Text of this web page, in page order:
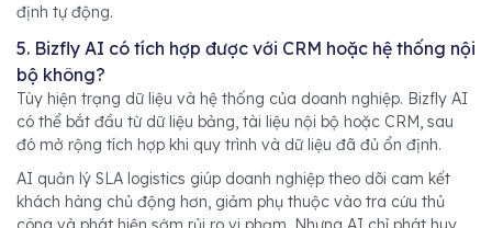
định tự động.
5. Bizfly AI có tích hợp được với CRM hoặc hệ thống nội
bộ không?
Tùy hiện trạng dữ liệu và hệ thống của doanh nghiệp. Bizfly AI
có thể bắt đầu từ dữ liệu bảng, tài liệu nội bộ hoặc CRM, sau
đó mở rộng tích hợp khi quy trình và dữ liệu đã đủ ổn định.
AI quản lý SLA logistics giúp doanh nghiệp theo dõi cam kết
khách hàng chủ động hơn, giảm phụ thuộc vào tra cứu thủ